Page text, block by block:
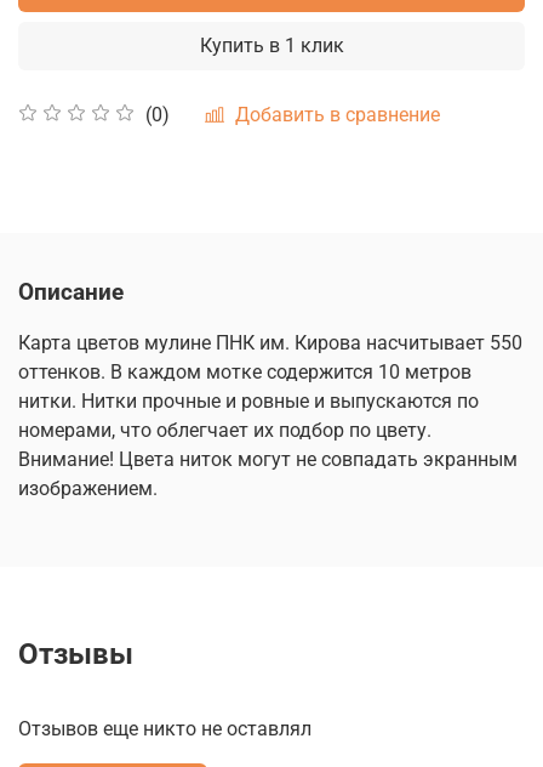
(0) Добавить в сравнение
Купить в 1 клик
Описание
Карта цветов мулине ПНК им. Кирова насчитывает 550
оттенков. В каждом мотке содержится 10 метров
нитки. Нитки прочные и ровные и выпускаются по
номерами, что облегчает их подбор по цвету.
Внимание! Цвета ниток могут не совпадать экранным
изображением.
Отзывы
Отзывов еще никто не оставлял